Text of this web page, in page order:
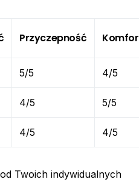
Przyczepność
5/5 4/5
4/5 5/5
4/5 4/5
Twoich indywidualnych